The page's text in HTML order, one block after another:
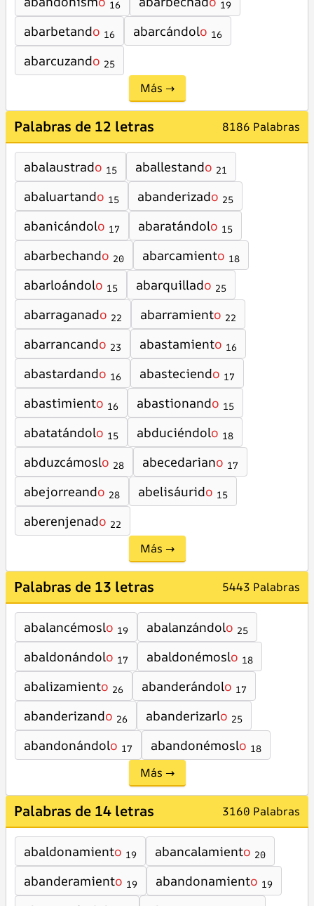
16 19
abarbetando 16 abarcándolo 16
abarcuzando 25
Más →
Palabras de 12 letras 8186 Palabras
abalaustrado 15 aballestando 21
abaluartando 15 abanderizado 25
abanicándolo 17 abaratándolo 15
abarbechando 20 abarcamiento 18
abarloándolo 15 abarquillado 25
abarraganado 22 abarramiento 22
abarrancando 23 abastamiento 16
abastardando 16 abasteciendo 17
abastimiento 16 abastionando 15
abatatándolo 15 abduciéndolo 18
abduzcámoslo 28 abecedariano 17
abejorreando 28 abelisáurido 15
aberenjenado 22
Más →
Palabras de 13 letras 5443 Palabras
abalancémoslo 19 abalanzándolo 25
abaldonándolo 17 abaldonémoslo 18
abalizamiento 26 abanderándolo 17
abanderizando 26 abanderizarlo 25
abandonándolo 17 abandonémoslo 18
Más →
Palabras de 14 letras 3160 Palabras
abaldonamiento 19 abancalamiento 20
abanderamiento 19 abandonamiento 19